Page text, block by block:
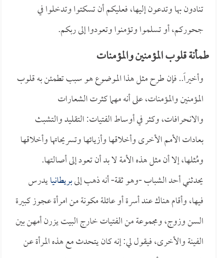
تنادون بها وتدعون إليها، فعليكم أن تسكتوا وتدخلوا في
جحوركم، أو تسلموا وتؤمنوا وتعودوا إلى ربكم.
طمأنة قلوب المؤمنين والمؤمنات
وأخيراً.. فإن طرح مثل هذا الموضوع هو سبب تطمئن به قلوب
المؤمنين والمؤمنات، على أنه مهما كثرت الشعارات
والانحرافات، وكثر في أوساط الفتيات: التقليد والتشبث
بعادات الأمم الأخرى وأخلاقها وأزيائها وتسريحاتها وأخلاقها
ومُثلها، إلا أن مثل هذه الأمة لا بد أن تعود إلى أصالتها.
يحدثني أحد الشباب -وهو ثقة- أنه ذهب إلىبريطانيايدرس
فيها، وأقام هناك عند أسرة أو عائلة مكونة من امرأة عجوز كبيرة
السن وزوج، ومجموعة من الفتيات خارج البيت يزرن أمهن بين
الفينة والأخرى، فيقول لي: إنه كان يتحدث مع هذه المرأة عن